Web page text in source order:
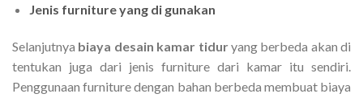
Jenis furniture yang di gunakan
Selanjutnya biaya desain kamar tiduryang berbeda akan di
tentukan juga dari jenis furniture dari kamar itu sendiri.
Penggunaan furniture dengan bahan berbeda membuat biaya